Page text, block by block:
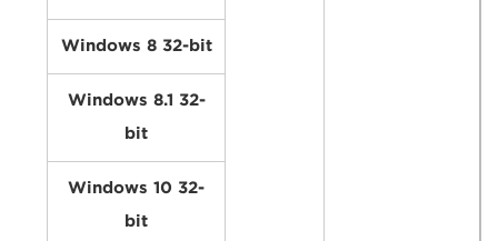
Windows 8 32-bit
Windows 8.1 32-
bit
Windows 10 32-
bit